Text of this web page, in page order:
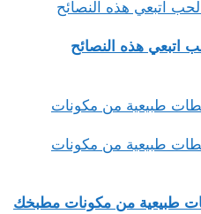
اتبعي هذه النصائح